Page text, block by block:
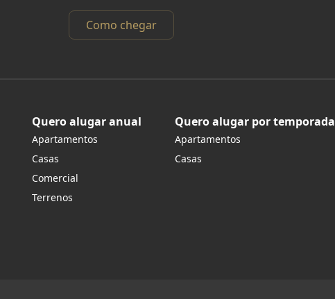
Como chegar
Quero alugar anual
Apartamentos
Casas
Comercial
Terrenos
Quero alugar por temporada
Apartamentos
Casas